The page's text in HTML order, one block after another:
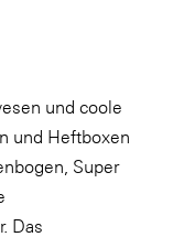
und coole
und Heftboxen
Super
Das